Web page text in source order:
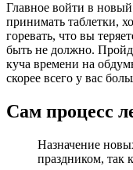
Главное войти в
принимать таблетки,
горевать, что вы
быть не должно.
куча времени на
скорее всего у вас
Сам процесс
Назначение
праздником, так